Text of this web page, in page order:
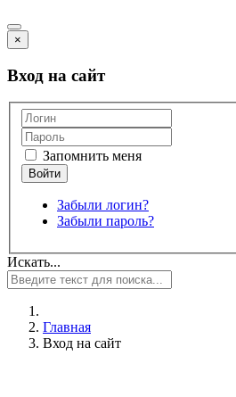
×
Вход на сайт
Запомнить меня
Забыли логин?
Забыли пароль?
Искать...
Главная
Вход на сайт